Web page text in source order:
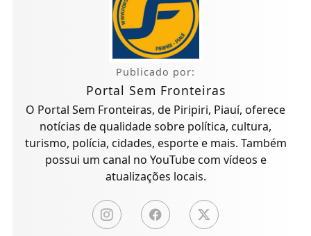
Publicado por:
Portal Sem Fronteiras
O Portal Sem Fronteiras, de Piripiri, Piauí, oferece
notícias de qualidade sobre política, cultura,
turismo, polícia, cidades, esporte e mais. Também
possui um canal no YouTube com vídeos e
atualizações locais.